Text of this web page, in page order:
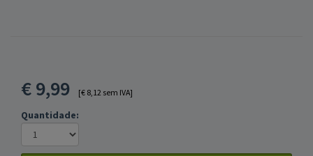
€9,99 [€ 8,12 sem IVA]
Quantidade: